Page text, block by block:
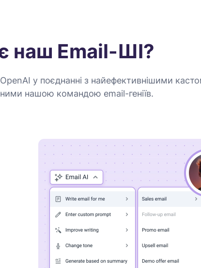
наш Email-ШІ?
OpenAI у поєднанні з найефективнішими
нашою командою email-геніїв.